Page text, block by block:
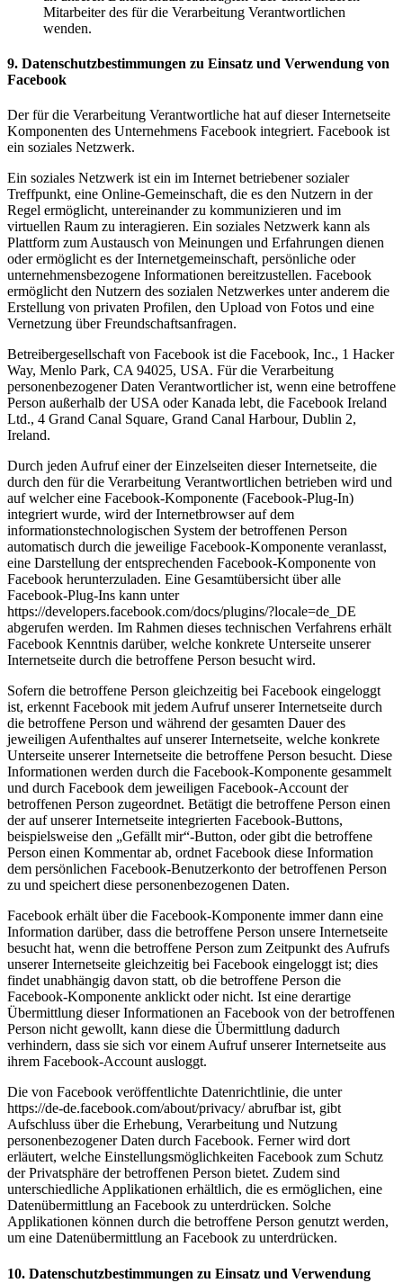
Mitarbeiter des für die Verarbeitung Verantwortlichen
wenden.
9. Datenschutzbestimmungen zu Einsatz und Verwendung von
Facebook
Der für die Verarbeitung Verantwortliche hat auf dieser Internetseite
Komponenten des Unternehmens Facebook integriert. Facebook ist
ein soziales Netzwerk.
Ein soziales Netzwerk ist ein im Internet betriebener sozialer
Treffpunkt, eine Online-Gemeinschaft, die es den Nutzern in der
Regel ermöglicht, untereinander zu kommunizieren und im
virtuellen Raum zu interagieren. Ein soziales Netzwerk kann als
Plattform zum Austausch von Meinungen und Erfahrungen dienen
oder ermöglicht es der Internetgemeinschaft, persönliche oder
unternehmensbezogene Informationen bereitzustellen. Facebook
ermöglicht den Nutzern des sozialen Netzwerkes unter anderem die
Erstellung von privaten Profilen, den Upload von Fotos und eine
Vernetzung über Freundschaftsanfragen.
Betreibergesellschaft von Facebook ist die Facebook, Inc., 1 Hacker
Way, Menlo Park, CA 94025, USA. Für die Verarbeitung
personenbezogener Daten Verantwortlicher ist, wenn eine betroffene
Person außerhalb der USA oder Kanada lebt, die Facebook Ireland
Ltd., 4 Grand Canal Square, Grand Canal Harbour, Dublin 2,
Ireland.
Durch jeden Aufruf einer der Einzelseiten dieser Internetseite, die
durch den für die Verarbeitung Verantwortlichen betrieben wird und
auf welcher eine Facebook-Komponente (Facebook-Plug-In)
integriert wurde, wird der Internetbrowser auf dem
informationstechnologischen System der betroffenen Person
automatisch durch die jeweilige Facebook-Komponente veranlasst,
eine Darstellung der entsprechenden Facebook-Komponente von
Facebook herunterzuladen. Eine Gesamtübersicht über alle
Facebook-Plug-Ins kann unter
https://developers.facebook.com/docs/plugins/?locale=de_DE
abgerufen werden. Im Rahmen dieses technischen Verfahrens erhält
Facebook Kenntnis darüber, welche konkrete Unterseite unserer
Internetseite durch die betroffene Person besucht wird.
Sofern die betroffene Person gleichzeitig bei Facebook eingeloggt
ist, erkennt Facebook mit jedem Aufruf unserer Internetseite durch
die betroffene Person und während der gesamten Dauer des
jeweiligen Aufenthaltes auf unserer Internetseite, welche konkrete
Unterseite unserer Internetseite die betroffene Person besucht. Diese
Informationen werden durch die Facebook-Komponente gesammelt
und durch Facebook dem jeweiligen Facebook-Account der
betroffenen Person zugeordnet. Betätigt die betroffene Person einen
der auf unserer Internetseite integrierten Facebook-Buttons,
beispielsweise den „Gefällt mir“-Button, oder gibt die betroffene
Person einen Kommentar ab, ordnet Facebook diese Information
dem persönlichen Facebook-Benutzerkonto der betroffenen Person
zu und speichert diese personenbezogenen Daten.
Facebook erhält über die Facebook-Komponente immer dann eine
Information darüber, dass die betroffene Person unsere Internetseite
besucht hat, wenn die betroffene Person zum Zeitpunkt des Aufrufs
unserer Internetseite gleichzeitig bei Facebook eingeloggt ist; dies
findet unabhängig davon statt, ob die betroffene Person die
Facebook-Komponente anklickt oder nicht. Ist eine derartige
Übermittlung dieser Informationen an Facebook von der betroffenen
Person nicht gewollt, kann diese die Übermittlung dadurch
verhindern, dass sie sich vor einem Aufruf unserer Internetseite aus
ihrem Facebook-Account ausloggt.
Die von Facebook veröffentlichte Datenrichtlinie, die unter
https://de-de.facebook.com/about/privacy/ abrufbar ist, gibt
Aufschluss über die Erhebung, Verarbeitung und Nutzung
personenbezogener Daten durch Facebook. Ferner wird dort
erläutert, welche Einstellungsmöglichkeiten Facebook zum Schutz
der Privatsphäre der betroffenen Person bietet. Zudem sind
unterschiedliche Applikationen erhältlich, die es ermöglichen, eine
Datenübermittlung an Facebook zu unterdrücken. Solche
Applikationen können durch die betroffene Person genutzt werden,
um eine Datenübermittlung an Facebook zu unterdrücken.
10. Datenschutzbestimmungen zu Einsatz und Verwendung